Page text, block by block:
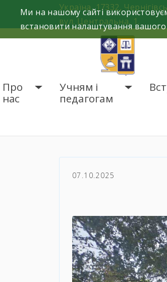
Україна, 17332,
вул. Центральна, 1.
Про
нас
Учням і
педагогам
07.10.2025
Ми на нашому сайті
встановити налаштування